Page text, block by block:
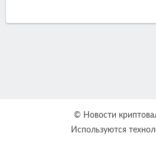
© Новости
Используются